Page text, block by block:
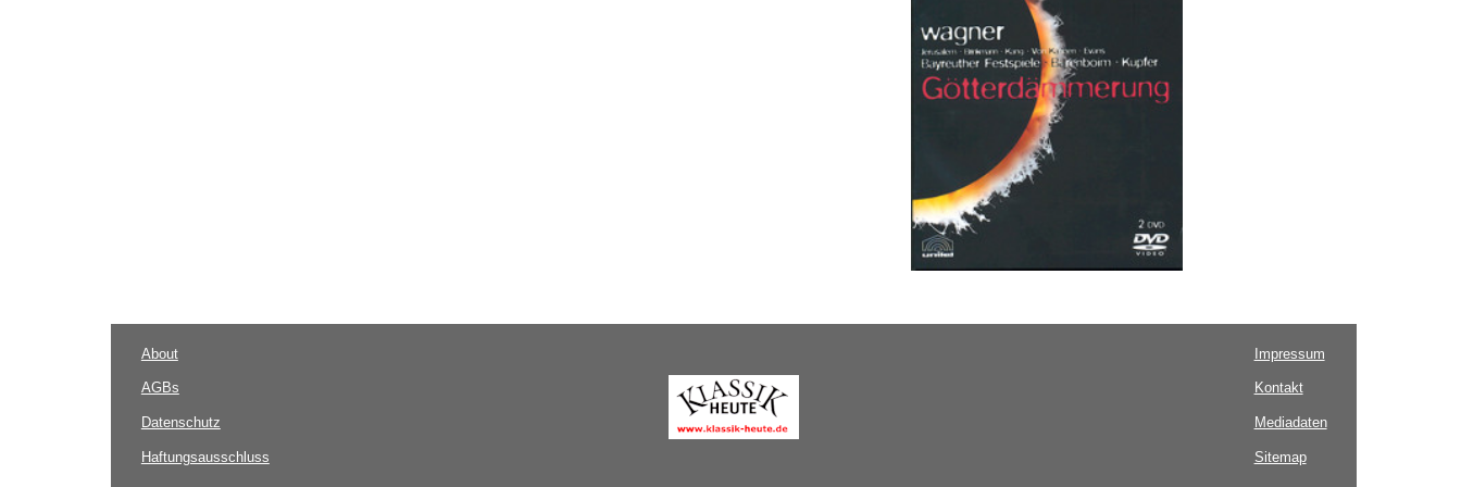
About
AGBs
Datenschutz
Haftungsausschluss
Impressum
Kontakt
Mediadaten
Sitemap